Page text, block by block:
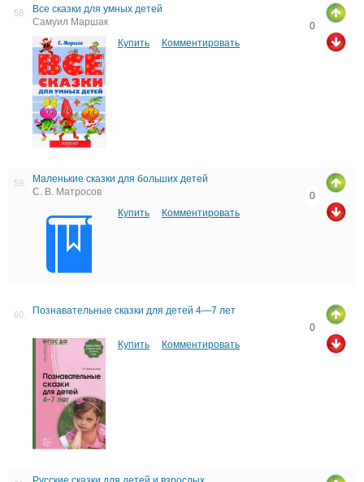
58.
Все сказки для умных детей
Самуил Маршак
0
Купить
Комментировать
59.
Маленькие сказки для больших детей
С. В. Матросов
0
Купить
Комментировать
60.
Познавательные сказки для детей 4—7 лет
0
Купить
Комментировать